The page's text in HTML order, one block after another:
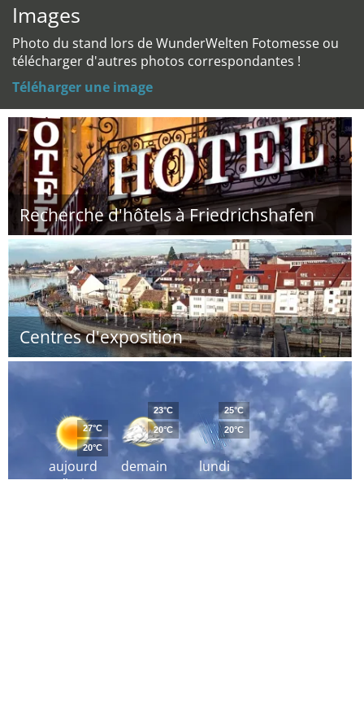
Images
Photo du stand lors de WunderWelten Fotomesse ou
télécharger d'autres photos correspondantes !
Téléharger une image
Recherche d'hôtels à Friedrichshafen
Centres d'exposition
aujourd
´hui
27°C
20°C
demain
23°C
20°C
lundi
25°C
20°C